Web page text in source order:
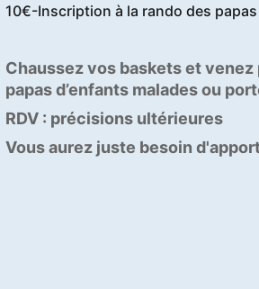
10€-Inscription à la rando des papas
Chaussez vos baskets et
papas d’enfants malades ou
RDV : précisions ultérieures
Vous aurez juste besoin